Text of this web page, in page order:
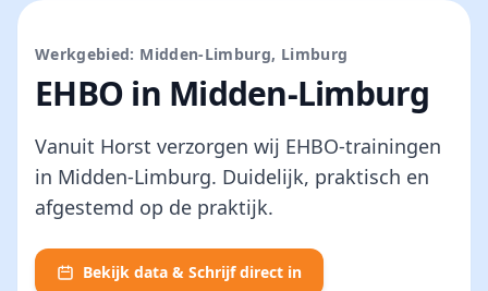
Werkgebied: Midden-Limburg, Limburg
EHBO in Midden-Limburg
Vanuit Horst verzorgen wij EHBO-trainingen
in Midden-Limburg. Duidelijk, praktisch en
afgestemd op de praktijk.
Bekijk data & Schrijf direct in